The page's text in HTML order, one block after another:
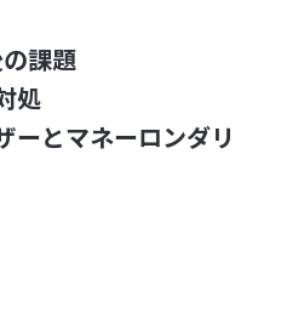
課題
処
とマネーロンダリ